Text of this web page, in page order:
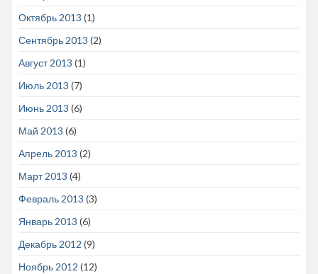
Октябрь 2013 (1)
Сентябрь 2013 (2)
Август 2013 (1)
Июль 2013 (7)
Июнь 2013 (6)
Май 2013 (6)
Апрель 2013 (2)
Март 2013 (4)
Февраль 2013 (3)
Январь 2013 (6)
Декабрь 2012 (9)
Ноябрь 2012 (12)